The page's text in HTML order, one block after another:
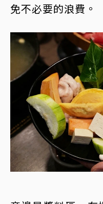
免不必要的浪費。